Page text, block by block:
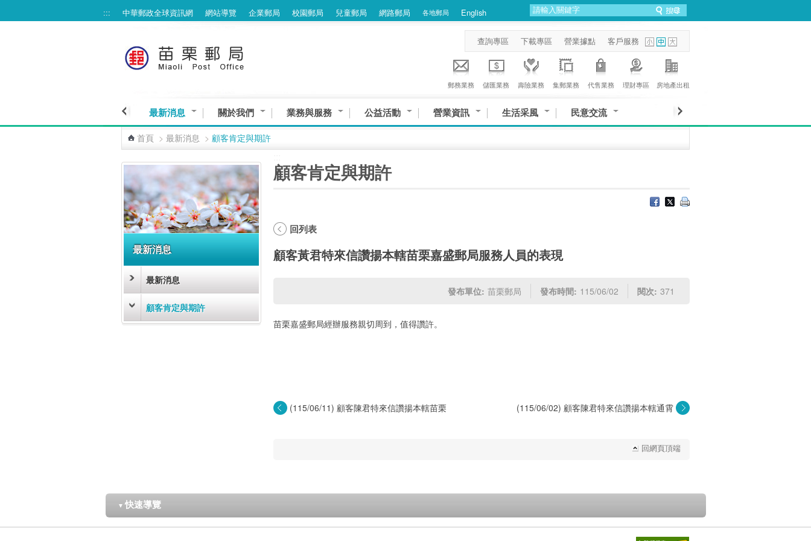
::: 中華郵政全球資訊網 網站導覽 企業郵局 校園郵局 兒童郵局 網路郵局 各地郵局 English
查詢專區 下載專區 營業據點 客戶服務
郵務業務 儲匯業務 壽險業務 集郵業務 代售業務 理財專區 房地產出租
最新消息 關於我們 業務與服務 公益活動 營業資訊 生活采風 民意交流
首頁 > 最新消息 > 顧客肯定與期許
最新消息
最新消息
顧客肯定與期許
顧客肯定與期許
回列表
顧客黃君特來信讚揚本轄苗栗嘉盛郵局服務人員的表現
發布單位: 苗栗郵局 發布時間: 115/06/02 閱次: 371
苗栗嘉盛郵局經辦服務親切周到，值得讚許。
(115/06/11) 顧客陳君特來信讚揚本轄苗栗
(115/06/02) 顧客陳君特來信讚揚本轄通霄
回網頁頂端
▼ 快速導覽